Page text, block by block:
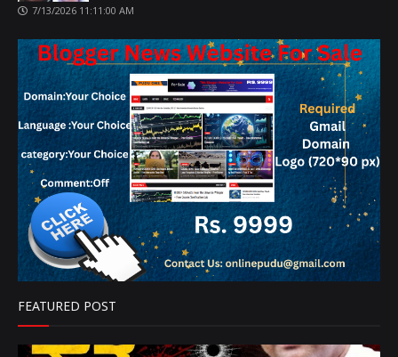
7/13/2026 11:11:00 AM
FEATURED POST